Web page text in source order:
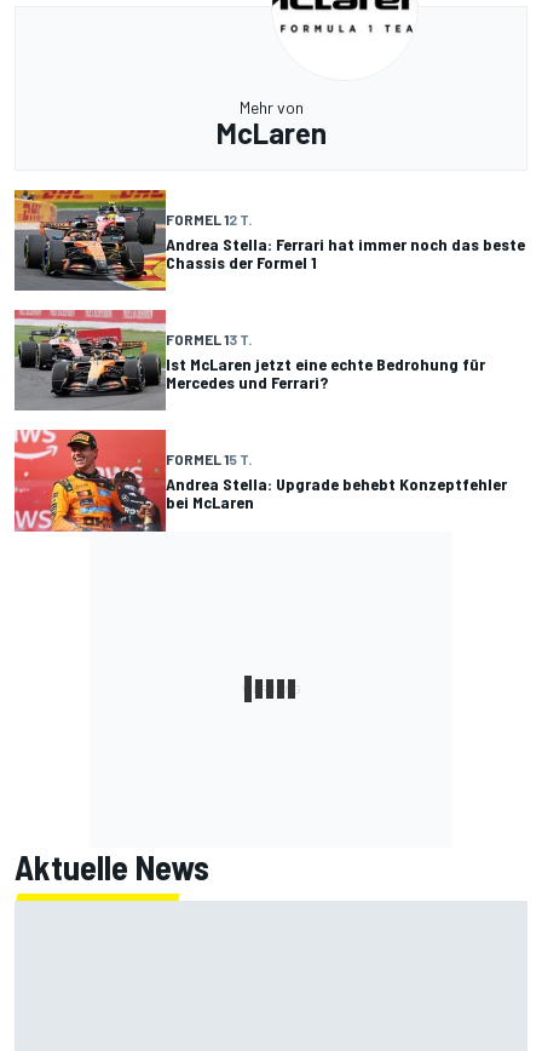
Mehr von
McLaren
FORMEL 12 T.
Andrea Stella: Ferrari hat immer noch das beste
Chassis der Formel 1
FORMEL 13 T.
Ist McLaren jetzt eine echte Bedrohung für
Mercedes und Ferrari?
FORMEL 15 T.
Andrea Stella: Upgrade behebt Konzeptfehler
bei McLaren
Aktuelle News